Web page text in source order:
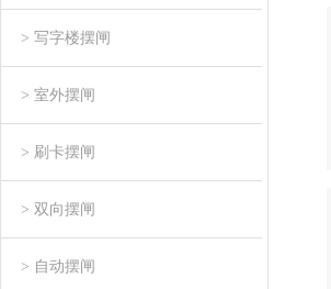
> 写字楼摆闸
> 室外摆闸
> 刷卡摆闸
> 双向摆闸
> 自动摆闸